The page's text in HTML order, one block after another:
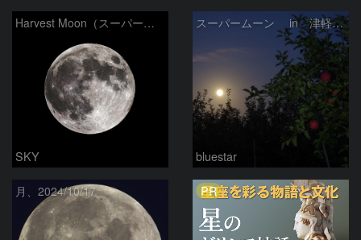
Harvest Moon（スーパームーン：月齢14.7）
SKY
スーパームーン in 津軽りんご園
bluestar
月、2024/10/17 PR